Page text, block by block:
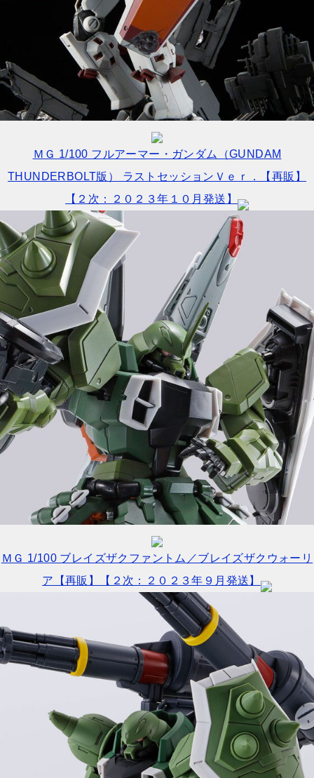
ＭＧ 1/100 フルアーマー・ガンダム（GUNDAM
THUNDERBOLT版） ラストセッションＶｅｒ．【再販】
【２次：２０２３年１０月発送】
ＭＧ 1/100 ブレイズザクファントム／ブレイズザクウォーリ
ア【再販】【２次：２０２３年９月発送】